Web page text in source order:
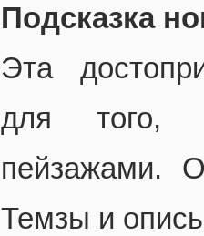
Подсказка
Эта
для того,
пейзажами.
Темзы и